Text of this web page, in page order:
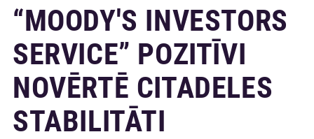
“MOODY'S INVESTORS
SERVICE” POZITĪVI
NOVĒRTĒ CITADELES
STABILITĀTI